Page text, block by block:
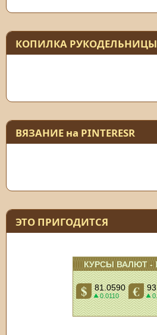
КОПИЛКА РУКОДЕЛЬНИЦЫ
ВЯЗАНИЕ на PINTERESR
ЭТО ПРИГОДИТСЯ